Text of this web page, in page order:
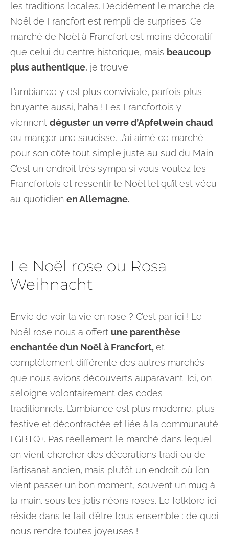
les traditions locales. Décidément le marché de
Noël de Francfort est rempli de surprises. Ce
marché de Noël à Francfort est moins décoratif
que celui du centre historique, mais beaucoup
plus authentique, je trouve.
L’ambiance y est plus conviviale, parfois plus
bruyante aussi, haha ! Les Francfortois y
viennent déguster un verre d’Apfelwein chaud
ou manger une saucisse. J’ai aimé ce marché
pour son côté tout simple juste au sud du Main.
C’est un endroit très sympa si vous voulez les
Francfortois et ressentir le Noël tel qu’il est vécu
au quotidien en Allemagne.
Le Noël rose ou Rosa
Weihnacht
Envie de voir la vie en rose ? C’est par ici ! Le
Noël rose nous a offert une parenthèse
enchantée d’un Noël à Francfort,et
complètement différente des autres marchés
que nous avions découverts auparavant. Ici, on
s’éloigne volontairement des codes
traditionnels. L’ambiance est plus moderne, plus
festive et décontractée et liée à la communauté
LGBTQ+. Pas réellement le marché dans lequel
on vient chercher des décorations tradi ou de
l’artisanat ancien, mais plutôt un endroit où l’on
vient passer un bon moment, souvent un mug à
la main. sous les jolis néons roses. Le folklore ici
réside dans le fait d’être tous ensemble : de quoi
nous rendre toutes joyeuses !